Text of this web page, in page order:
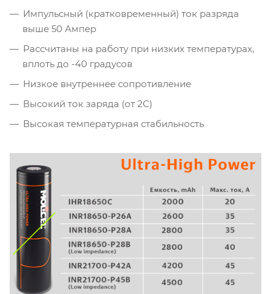
Импульсный (кратковременный) ток разряда
выше 50 Ампер
Рассчитаны на работу при низких температурах,
вплоть до -40 градусов
Низкое внутреннее сопротивление
Высокий ток заряда (от 2C)
Высокая температурная стабильность